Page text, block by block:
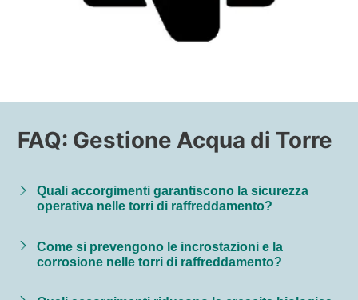
FAQ: Gestione Acqua di Torre
Quali accorgimenti garantiscono la sicurezza
operativa nelle torri di raffreddamento?
Come si prevengono le incrostazioni e la
corrosione nelle torri di raffreddamento?